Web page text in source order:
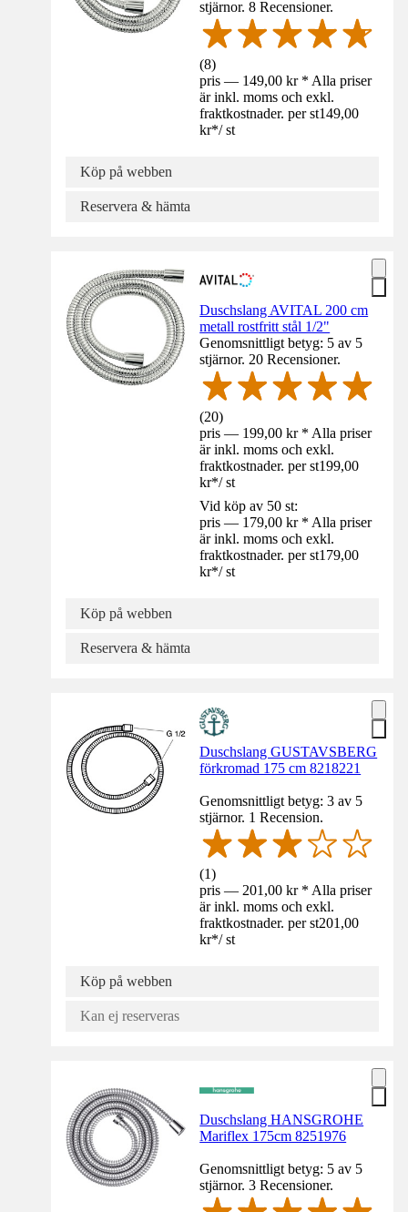
stjärnor. 8 Recensioner.
(8)
pris — 149,00 kr * Alla priser
är inkl. moms och exkl.
fraktkostnader. per st149,00
kr*/ st
Köp på webben
Reservera & hämta
Duschslang AVITAL 200 cm
metall rostfritt stål 1/2"
Genomsnittligt betyg: 5 av 5
stjärnor. 20 Recensioner.
(20)
pris — 199,00 kr * Alla priser
är inkl. moms och exkl.
fraktkostnader. per st199,00
kr*/ st
Vid köp av 50 st:
pris — 179,00 kr * Alla priser
är inkl. moms och exkl.
fraktkostnader. per st179,00
kr*/ st
Köp på webben
Reservera & hämta
Duschslang GUSTAVSBERG
förkromad 175 cm 8218221
Genomsnittligt betyg: 3 av 5
stjärnor. 1 Recension.
(1)
pris — 201,00 kr * Alla priser
är inkl. moms och exkl.
fraktkostnader. per st201,00
kr*/ st
Köp på webben
Kan ej reserveras
Duschslang HANSGROHE
Mariflex 175cm 8251976
Genomsnittligt betyg: 5 av 5
stjärnor. 3 Recensioner.